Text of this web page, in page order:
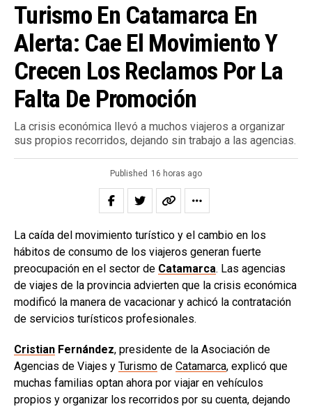
Turismo En Catamarca En
Alerta: Cae El Movimiento Y
Crecen Los Reclamos Por La
Falta De Promoción
La crisis económica llevó a muchos viajeros a organizar
sus propios recorridos, dejando sin trabajo a las agencias.
Published 16 horas ago
La caída del movimiento turístico y el cambio en los
hábitos de consumo de los viajeros generan fuerte
preocupación en el sector de Catamarca. Las agencias
de viajes de la provincia advierten que la crisis económica
modificó la manera de vacacionar y achicó la contratación
de servicios turísticos profesionales.
Cristian Fernández, presidente de la Asociación de
Agencias de Viajes y Turismo de Catamarca, explicó que
muchas familias optan ahora por viajar en vehículos
propios y organizar los recorridos por su cuenta, dejando